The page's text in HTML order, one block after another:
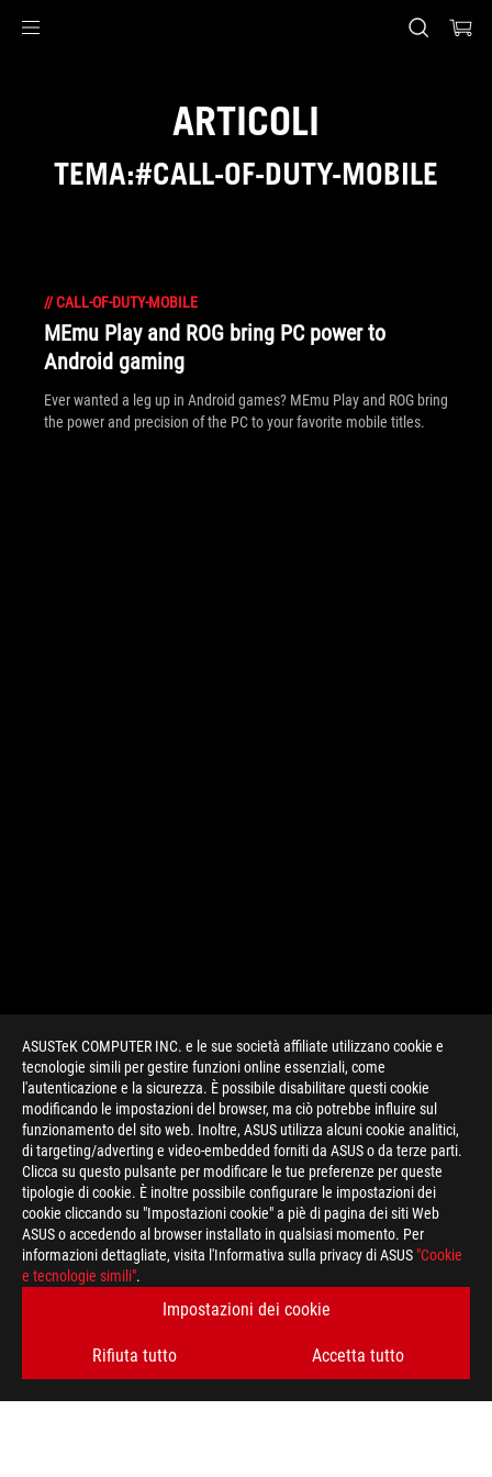
ASUSTeK COMPUTER INC. e le sue società affiliate utilizzano cookie e
tecnologie simili per gestire funzioni online essenziali, come
l'autenticazione e la sicurezza. È possibile disabilitare questi cookie
modificando le impostazioni del browser, ma ciò potrebbe influire sul
funzionamento del sito web. Inoltre, ASUS utilizza alcuni cookie analitici,
di targeting/adverting e video-embedded forniti da ASUS o da terze parti.
Clicca su questo pulsante per modificare le tue preferenze per queste
tipologie di cookie. È inoltre possibile configurare le impostazioni dei
cookie cliccando su "Impostazioni cookie" a piè di pagina dei siti Web
ASUS o accedendo al browser installato in qualsiasi momento. Per
informazioni dettagliate, visita l'Informativa sulla privacy di ASUS "Cookie
e tecnologie simili".
Impostazioni dei cookie
Rifiuta tutto Accetta tutto
ARTICOLI
TEMA:#CALL-OF-DUTY-MOBILE
//CALL-OF-DUTY-MOBILE
MEmu Play and ROG bring PC power to
Android gaming
Ever wanted a leg up in Android games? MEmu Play and ROG bring
the power and precision of the PC to your favorite mobile titles.
> GAMING CALL OF DUTY MOBILE
RIMANI AGGIORNATO SUL MONDO ROG